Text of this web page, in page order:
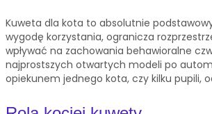
Kuweta dla kota to absolutnie
wygodę korzystania, ogranicza
wpływać na zachowania behawioralne
najprostszych otwartych modeli po
opiekunem jednego kota, czy kilku pupili,